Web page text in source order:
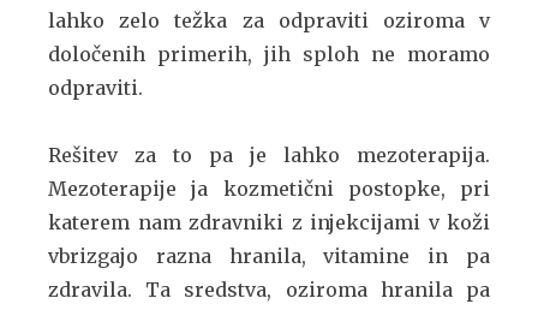
lahko zelo težka za odpraviti oziroma v
določenih primerih, jih sploh ne moramo
odpraviti.
Rešitev za to pa je lahko mezoterapija.
Mezoterapije ja kozmetični postopke, pri
katerem nam zdravniki z injekcijami v koži
vbrizgajo razna hranila, vitamine in pa
zdravila. Ta sredstva, oziroma hranila pa